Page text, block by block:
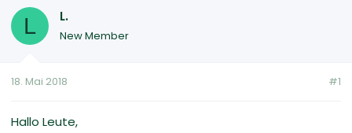
s
e
e
e
t
m
L L.
New Member
18. Mai 2018 #1
Hallo Leute,